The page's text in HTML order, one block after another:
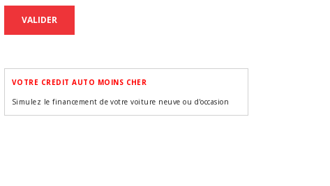
VALIDER
VOTRE CREDIT AUTO MOINS CHER
Simulez le financement de votre voiture neuve ou d'occasion